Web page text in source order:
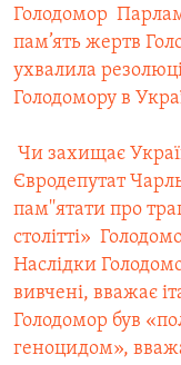
Голодомор 
пам’ять жертв
ухвалила
Голодомору в
 Чи захищає
Євродепутат
пам''ятати про
столітті» 
Наслідки
вивчені, вважає
Голодомор був
геноцидом»,